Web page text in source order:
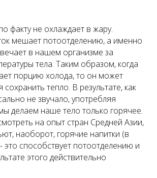
факту не охлаждает в жару.
мешает потоотделению, а именно
в нашем организме за
тела. Таким образом, когда
порцию холода, то он может
сохранить тепло. В результате, как
не звучало, употребляя
делаем наше тело только горячее.
на опыт стран Средней Азии,
наоборот, горячие напитки (в
это способствует потоотделению и
этого действительно